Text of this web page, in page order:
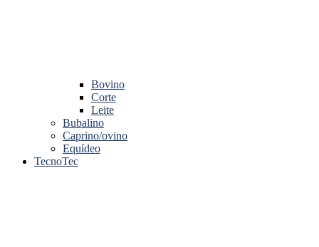
Bovino
Corte
Leite
Bubalino
Caprino/ovino
Equídeo
TecnoTec